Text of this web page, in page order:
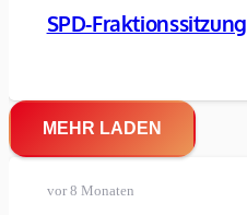
SPD-Fraktionssitzung
MEHR LADEN
vor 8 Monaten